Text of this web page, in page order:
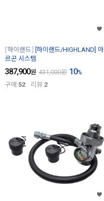
하이랜드
[하이랜드/HIGHLAND] 아
르곤 시스템
387,900원 431,000원 10%
구매 52 리뷰 2